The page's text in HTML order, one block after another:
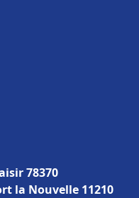
78370
la Nouvelle 11210